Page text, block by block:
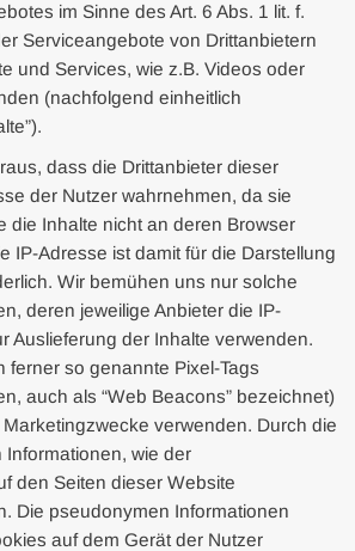
im Sinne des Art. 6 Abs. 1 lit. f.
Serviceangebote von Drittanbietern
und Services, wie z.B. Videos oder
(nachfolgend einheitlich
dass die Drittanbieter dieser
der Nutzer wahrnehmen, da sie
die Inhalte nicht an deren Browser
IP-Adresse ist damit für die Darstellung
Wir bemühen uns nur solche
deren jeweilige Anbieter die IP-
Auslieferung der Inhalte verwenden.
ferner so genannte Pixel-Tags
auch als “Web Beacons” bezeichnet)
verwenden. Durch die
Informationen, wie der
den Seiten dieser Website
Die pseudonymen Informationen
auf dem Gerät der Nutzer